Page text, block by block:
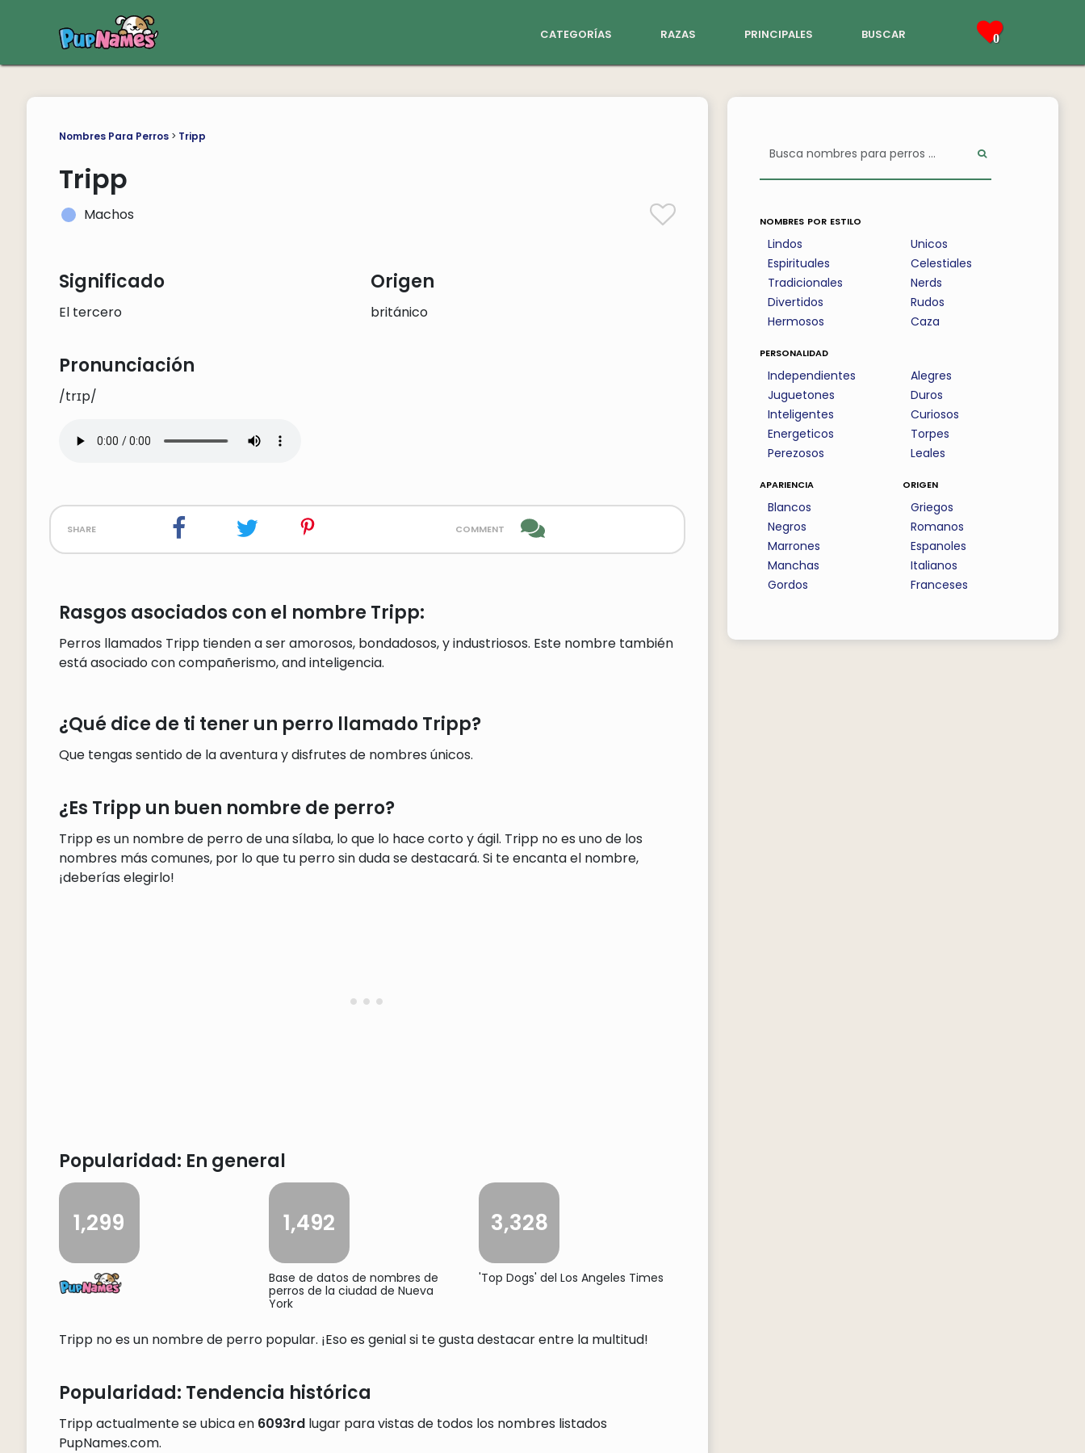
categorías razas principales buscar 0
Nombres Para Perros> Tripp
Tripp
Machos
Significado
El tercero
Origen
británico
Pronunciación
/trɪp/
share comment
Rasgos asociados con el nombre Tripp:
Perros llamados Tripp tienden a ser amorosos, bondadosos, y industriosos. Este nombre también
está asociado con compañerismo, and inteligencia.
¿Qué dice de ti tener un perro llamado Tripp?
Que tengas sentido de la aventura y disfrutes de nombres únicos.
¿Es Tripp un buen nombre de perro?
Tripp es un nombre de perro de una sílaba, lo que lo hace corto y ágil. Tripp no es uno de los
nombres más comunes, por lo que tu perro sin duda se destacará. Si te encanta el nombre,
¡deberías elegirlo!
Popularidad: En general
1,299 1,492
Base de datos de nombres de
perros de la ciudad de Nueva
York
3,328
'Top Dogs' del Los Angeles Times
Tripp no es un nombre de perro popular. ¡Eso es genial si te gusta destacar entre la multitud!
Popularidad: Tendencia histórica
Tripp actualmente se ubica en 6093rdlugar para vistas de todos los nombres listados
PupNames.com.
nombres por estilo
Lindos
Espirituales
Tradicionales
Divertidos
Hermosos
Unicos
Celestiales
Nerds
Rudos
Caza
personalidad
Independientes
Juguetones
Inteligentes
Energeticos
Perezosos
Alegres
Duros
Curiosos
Torpes
Leales
apariencia
Blancos
Negros
Marrones
Manchas
Gordos
origen
Griegos
Romanos
Espanoles
Italianos
Franceses